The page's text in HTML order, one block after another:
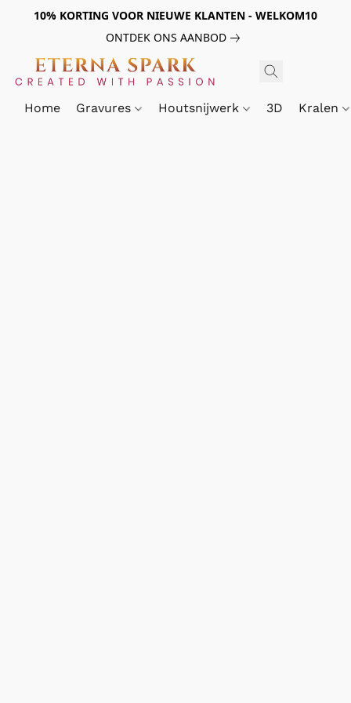
10% KORTING VOOR NIEUWE KLANTEN - WELKOM10
ONTDEK ONS AANBOD
Home Gravures Houtsnijwerk 3D Kralen